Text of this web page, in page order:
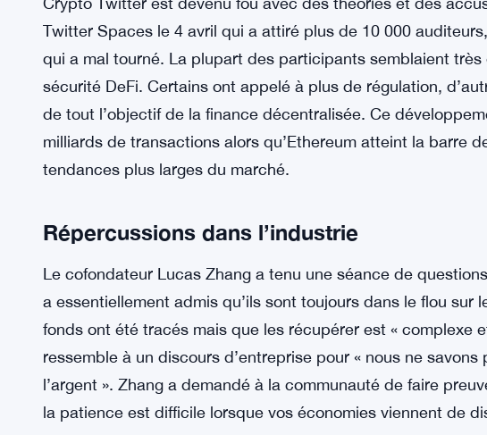
récupérer.
L’équipe de développement a déployé une mise à jour
vulnérabilités exploitées par les pirates. Les utilisateurs
selon l’entreprise. Le problème est que personne ne sait
fondamentaux ou si cela ne fait que masquer des
qui a mal tourné. La plupart des participants semblaient très
sécurité DeFi. Certains ont appelé à plus de régulation,
de tout l’objectif de la finance décentralisée. Ce
milliards de transactions alors qu’Ethereum atteint la barre
tendances plus larges du marché.
Répercussions dans l’industrie